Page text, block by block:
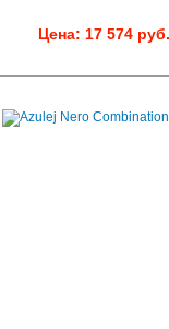
Цена: 17 574 руб.